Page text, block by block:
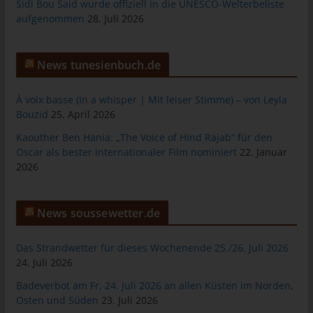
Sidi Bou Said wurde offiziell in die UNESCO-Welterbeliste
aufgenommen 28. Juli 2026
News tunesienbuch.de
À voix basse (In a whisper | Mit leiser Stimme) – von Leyla
Bouzid 25. April 2026
Kaouther Ben Hania: „The Voice of Hind Rajab“ für den
Oscar als bester internationaler Film nominiert 22. Januar
2026
News soussewetter.de
Das Strandwetter für dieses Wochenende 25./26. Juli 2026
24. Juli 2026
Badeverbot am Fr, 24. Juli 2026 an allen Küsten im Norden,
Osten und Süden 23. Juli 2026
Warenkorbes im Online-Shop. Der Online-Shop merkt sich die
Artikel, die ein Kunde in den virtuellen Warenkorb gelegt hat,
Die betroffene Person kann die Setzung von Cookies durch
unsere Internetseite jederzeit mittels einer entsprechenden
Einstellung des genutzten Internetbrowsers verhindern und
damit der Setzung von Cookies dauerhaft widersprechen.
Ferner können bereits gesetzte Cookies jederzeit über einen
Internetbrowser oder andere Softwareprogramme gelöscht
werden. Dies ist in allen gängigen Internetbrowsern möglich.
Deaktiviert die betroffene Person die Setzung von Cookies in
Funktionen unserer Internetseite vollumfänglich nutzbar.
Informationen
eine betroffene Person oder ein automatisiertes System eine
Reihe von allgemeinen Daten und Informationen. Diese